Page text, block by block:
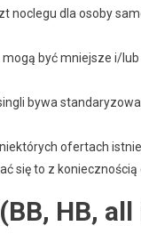
noclegu dla osoby
być mniejsze i/
bywa
ofertach
się to z
HB,